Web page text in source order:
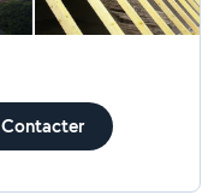
Contacter